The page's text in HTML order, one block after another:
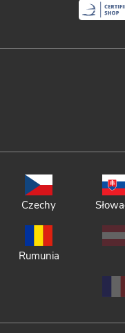
Czechy
Rumunia